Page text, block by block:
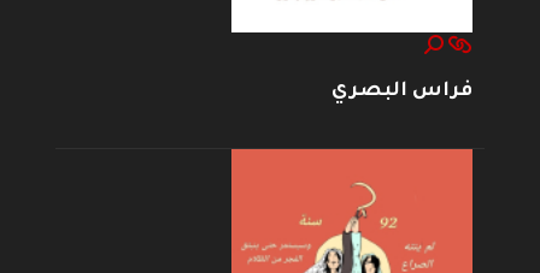
فراس البصري